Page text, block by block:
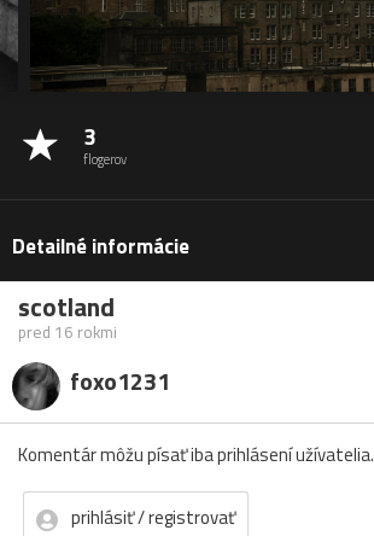
3
flogerov
Detailné informácie
scotland
pred 16 rokmi
foxo1231
Komentár môžu písať iba prihlásení užívatelia.
prihlásiť / registrovať